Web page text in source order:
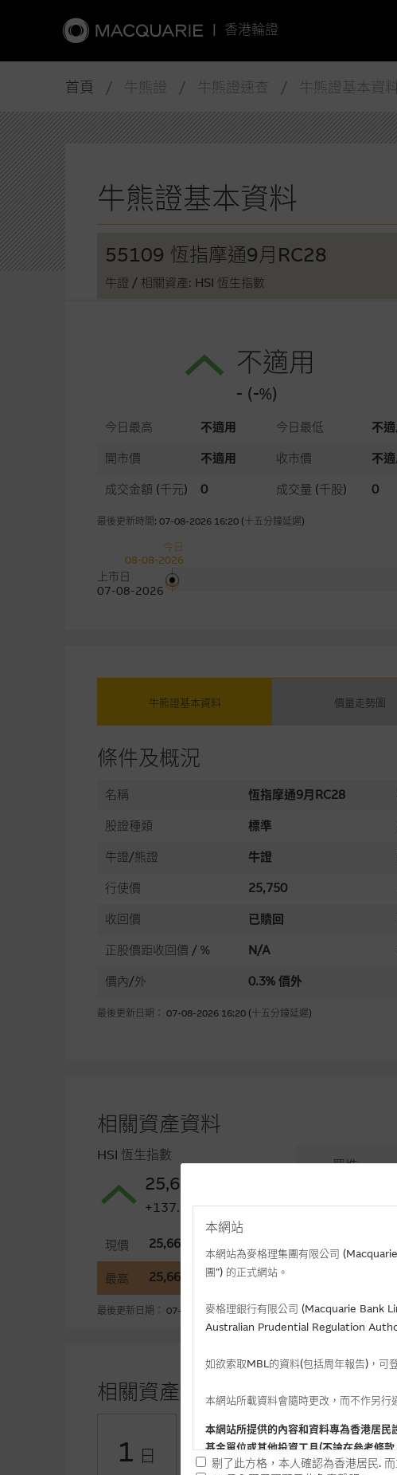
| 香港輪證
首頁 / 牛熊證 / 牛熊證速查 / 牛熊證基本資
牛熊證基本資料
55109 恆指摩通9月RC28
牛證 / 相關資產: HSI 恆生指數
不適用
- (-%)
今日最高 不適用 今日最低
不適
開市價
不適用 收市價
不適
成交金額 (千元) 0 成交量 (千股) 0
最後更新時間: 07-08-2026 16:20 (十五分鐘延遲)
上市日
07-08-2026
今日
08-08-2026
牛熊證基本資料 價量走勢圖
條件及概況
名稱
恆指摩通9月RC28
股證種類
標準
牛證/熊證
牛證
行使價
25,750
收回價
已贖回
正股價距收回價 / %
N/A
價內/外
0.3% 價外
最後更新日期： 07-08-2026 16:20 (十五分鐘延遲)
相關資產資料
HSI 恆生指數
25,668.03
+137.750(+0.54%)
買進
現價 25,668.03 開市
最高 25,669.50
最後更新日期： 07-08-2026 16:20 (十五分鐘延遲)
相關資產牛熊證資金流 (+)資金
1 日
牛證(百萬) -21.2
熊證(百萬) +37.60
本網站
本網站為麥格理集團有限公司
團”) 的正式網站。
麥格理銀行有限公司 (Macquarie Bank
Australian Prudential Regulation
如欲索取MBL的資料(包括周年報告)，可
本網站所載資料會隨時更改，而不作另
本網站所提供的內容和資料專為香港居
基金單位或其他投資工具(不論在參考條
剔了此方格，本人確認為香港居民.